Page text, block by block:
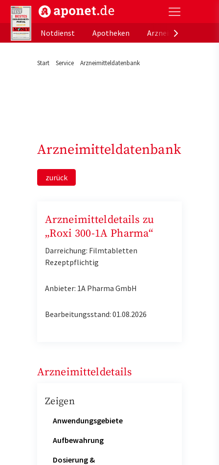
aponet.de - Das offizielle Gesundheitsportal der
Notdienst
Apotheken
Start Service Arzneimitteldatenbank
Arzneimitteldatenbank
zurück
Arzneimitteldetails zu
„Roxi 300-1A Pharma“
Darreichung: Filmtabletten
Rezeptpflichtig
Anbieter: 1A Pharma GmbH
Bearbeitungsstand: 01.08.2026
Arzneimitteldetails
Zeigen
Anwendungsgebiete
Aufbewahrung
Dosierung &